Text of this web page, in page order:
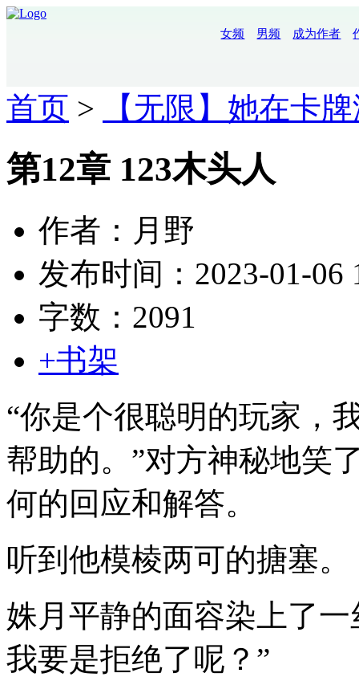
女频 男频 成为作者
首页 > 【无限】她在卡
第12章 123木头人
作者：月野
发布时间：2023-01-06
字数：2091
+书架
“你是个很聪明的玩家，
帮助的。”对方神秘地笑
何的回应和解答。
听到他模棱两可的搪塞。
姝月平静的面容染上了
我要是拒绝了呢？”